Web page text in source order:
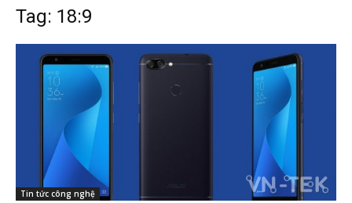
Tag: 18:9
Tin tức công nghệ